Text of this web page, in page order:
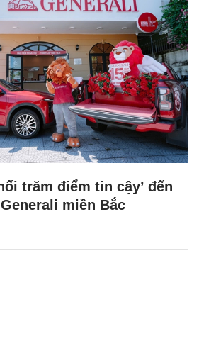
trăm điểm tin cậy’ đến
miền Bắc